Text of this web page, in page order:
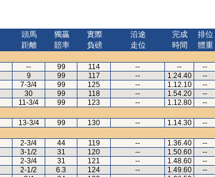
頭馬
距離
獨贏
賠率
實際
負磅
沿途
走位
完成
時間
排位
體重
-- 99 114 -- -- --
9 99 117 -- 1.24.40 --
7-3/4 99 125 -- 1.12.10 --
30 99 118 -- 1.54.20 --
11-3/4 99 123 -- 1.12.80 --
13-3/4 99 130 -- 1.14.30 --
2-3/4 44 119 -- 1.36.40 --
3-1/2 31 120 -- 1.50.60 --
2-3/4 31 121 -- 1.48.60 --
2-1/2 6.3 124 -- 1.49.60 --